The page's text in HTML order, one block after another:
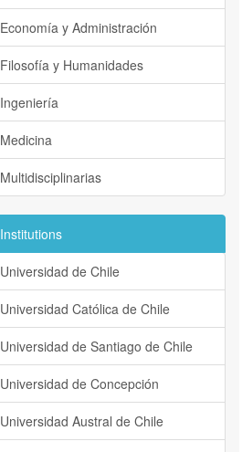
Economía y Administración
Filosofía y Humanidades
Ingeniería
Medicina
Multidisciplinarias
Institutions
Universidad de Chile
Universidad Católica de Chile
Universidad de Santiago de Chile
Universidad de Concepción
Universidad Austral de Chile